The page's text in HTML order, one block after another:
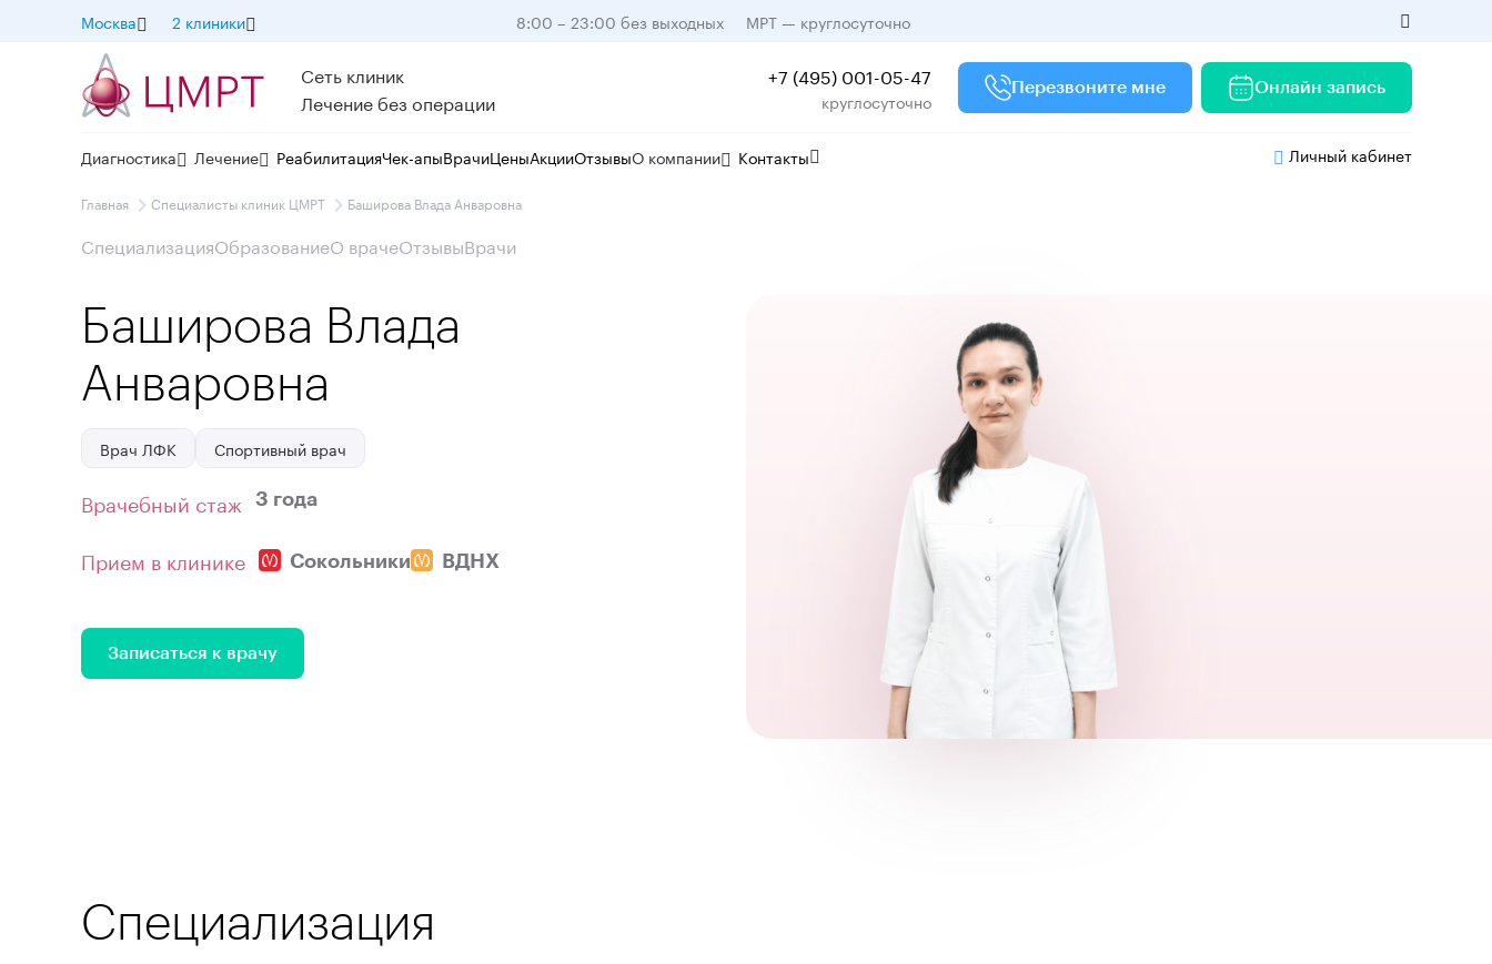
Москва 2 клиники 8:00 – 23:00 без выходных МРТ — круглосуточно
Сеть клиник
Лечение без операции
+7 (495) 001-05-47
круглосуточно
Перезвоните мне Онлайн запись
Диагностика Лечение РеабилитацияЧек-апыВрачиЦеныАкцииОтзывыО компании Контакты Личный кабинет
Главная Специалисты клиник ЦМРТ Баширова Влада Анваровна
СпециализацияОбразованиеО врачеОтзывыВрачи
Баширова Влада
Анваровна
Врач ЛФК Спортивный врач
Врачебный стаж 3 года
Прием в клинике Сокольники ВДНХ
Записаться к врачу
Специализация